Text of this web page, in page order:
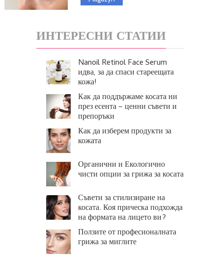
ИНТЕРЕСНИ СТАТИИ
Nanoil Retinol Face Serum
идва, за да спаси стареещата
кожа!
Как да поддържаме косата ни
през есента – ценни съвети и
препоръки
Как да изберем продукти за
кожата
Органични и Екологично
чисти опции за грижа за косата
Съвети за стилизиране на
косата. Коя прическа подхожда
на формата на лицето ви?
Ползите от професионалната
грижа за миглите